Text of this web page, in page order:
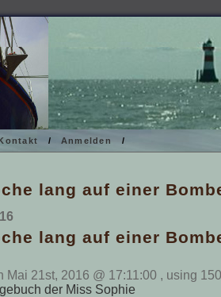
/ Anmelden /
lang auf einer
lang auf einer
Mai 21st, 2016 @ 17:11:00 , using
der Miss Sophie